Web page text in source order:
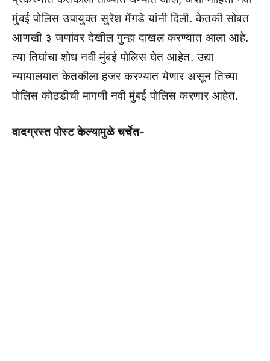
मुंबई पोलिस उपायुक्त सुरेश मेंगडे यांनी दिली. केतकी सोबत
आणखी ३ जणांवर देखील गुन्हा दाखल करण्यात आला आहे.
त्या तिघांचा शोध नवी मुंबई पोलिस घेत आहेत. उद्या
न्यायालयात केतकीला हजर करण्यात येणार असून तिच्या
पोलिस कोठडीची मागणी नवी मुंबई पोलिस करणार आहेत.
वादग्रस्त पोस्ट केल्यामुळे चर्चेत-